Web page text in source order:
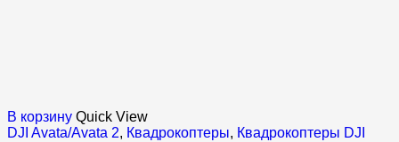
В корзину Quick View
DJI Avata/Avata 2, Квадрокоптеры, Квадрокоптеры DJI